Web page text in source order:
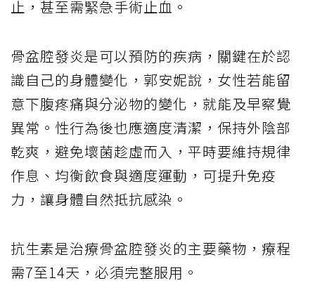
止，甚至需緊急手術止血。
骨盆腔發炎是可以預防的疾病，關鍵在於認
識自己的身體變化，郭安妮說，女性若能留
意下腹疼痛與分泌物的變化，就能及早察覺
異常。性行為後也應適度清潔，保持外陰部
乾爽，避免壞菌趁虛而入，平時要維持規律
作息、均衡飲食與適度運動，可提升免疫
力，讓身體自然抵抗感染。
抗生素是治療骨盆腔發炎的主要藥物，療程
需7至14天，必須完整服用。